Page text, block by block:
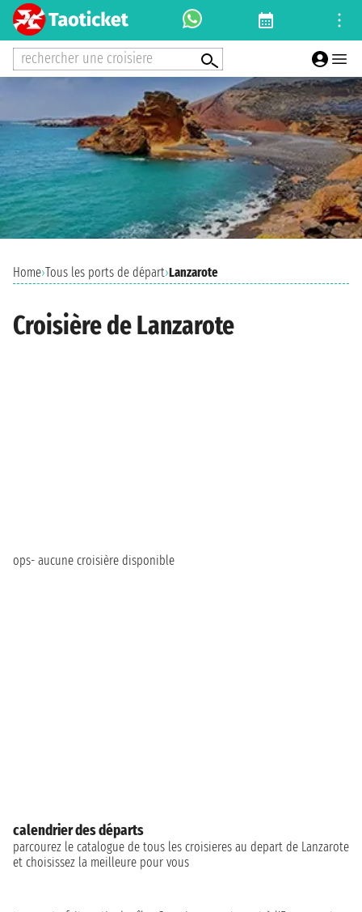
rechercher une croisiere
Home›Tous les ports de départ›Lanzarote
Croisière de Lanzarote
ops- aucune croisière disponible
calendrier des départs
parcourez le catalogue de tous les croisieres au depart de Lanzarote
et choisissez la meilleure pour vous